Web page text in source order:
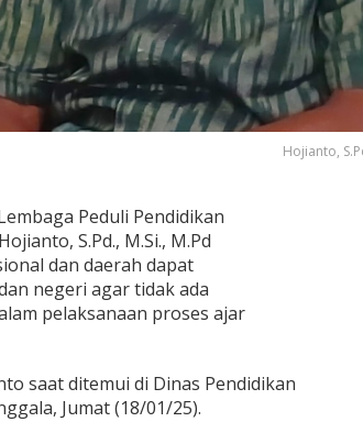
Hojianto,
Peduli Pendidikan
S.Pd., M.Si., M.Pd
dan daerah dapat
negeri agar tidak ada
pelaksanaan proses ajar
saat ditemui di Dinas Pendidikan
Jumat (18/01/25).